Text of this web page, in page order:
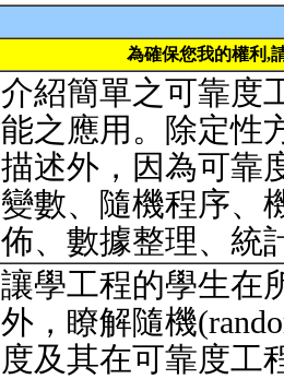
為確保您我的權利,
介紹簡單之可靠度
能之應用。除定性
描述外，因為可靠
變數、隨機程序、
佈、數據整理、統
讓學工程的學生在
外，瞭解隨機
度及其在可靠度工